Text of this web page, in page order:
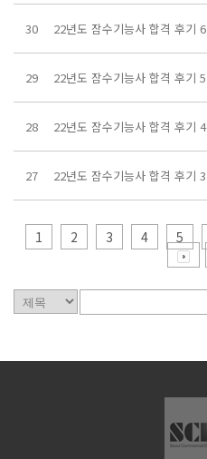
30 22년도 잠수기능사 합격 후기 6
29 22년도 잠수기능사 합격 후기 5
28 22년도 잠수기능사 합격 후기 4
27 22년도 잠수기능사 합격 후기 3
1 2 3 4 5